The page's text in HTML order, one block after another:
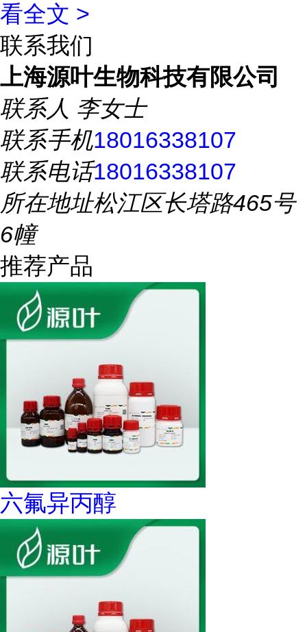
看全文 >
联系我们
上海源叶生物科技有限公司
联系人 李女士
联系手机18016338107
联系电话18016338107
所在地址松江区长塔路465号
6幢
推荐产品
六氟异丙醇